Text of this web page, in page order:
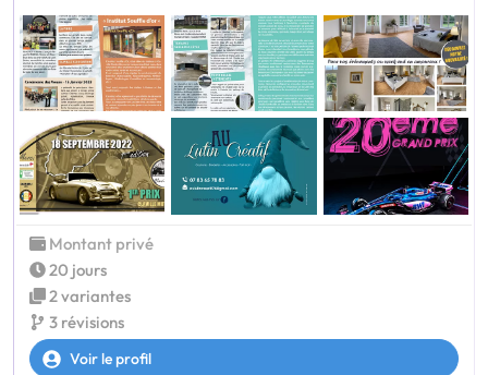
Montant privé
20 jours
2 variantes
3 révisions
Voir le profil